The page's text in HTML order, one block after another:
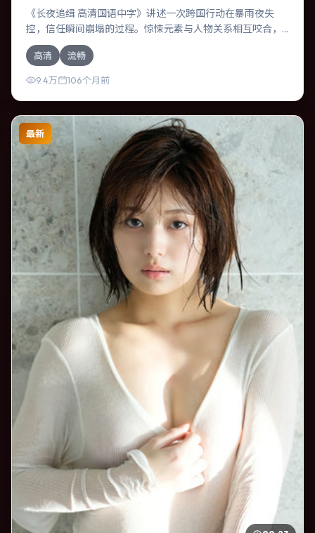
《长夜追缉 高清国语中字》讲述一次跨国行动在暴雨夜失
控，信任瞬间崩塌的过程。惊悚元素与人物关系相互咬合，
马东锡、黄渤的对手戏尤为出彩。导演新海诚善于在长镜头
中积蓄张力，本片亦在澳大利亚实地取景，增强真实质感。
高清 流畅
9.4万 106个月前
最新